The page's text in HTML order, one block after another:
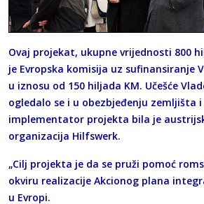
Ovaj projekat, ukupne vrijednosti 800
je Evropska komisija uz sufinansiranje
u iznosu od 150 hiljada KM. Učešće
ogledalo se i u obezbjeđenju
implementator projekta bila je
organizacija Hilfswerk.
„Cilj projekta je da se pruži pomoć
okviru realizacije Akcionog plana
u Evropi.